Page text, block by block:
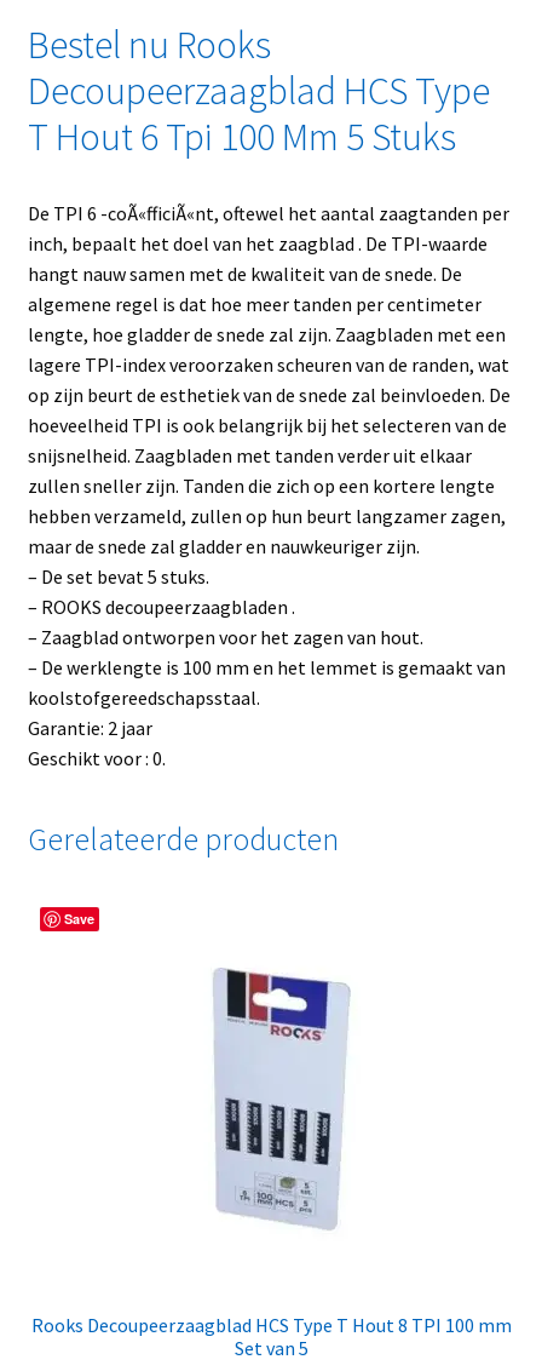
Bestel nu Rooks
Decoupeerzaagblad HCS Type
T Hout 6 Tpi 100 Mm 5 Stuks
De TPI 6 -coÃ«fficiÃ«nt, oftewel het aantal zaagtanden per
inch, bepaalt het doel van het zaagblad . De TPI-waarde
hangt nauw samen met de kwaliteit van de snede. De
algemene regel is dat hoe meer tanden per centimeter
lengte, hoe gladder de snede zal zijn. Zaagbladen met een
lagere TPI-index veroorzaken scheuren van de randen, wat
op zijn beurt de esthetiek van de snede zal beinvloeden. De
hoeveelheid TPI is ook belangrijk bij het selecteren van de
snijsnelheid. Zaagbladen met tanden verder uit elkaar
zullen sneller zijn. Tanden die zich op een kortere lengte
hebben verzameld, zullen op hun beurt langzamer zagen,
maar de snede zal gladder en nauwkeuriger zijn.
– De set bevat 5 stuks.
– ROOKS decoupeerzaagbladen .
– Zaagblad ontworpen voor het zagen van hout.
– De werklengte is 100 mm en het lemmet is gemaakt van
koolstofgereedschapsstaal.
Garantie: 2 jaar
Geschikt voor : 0.
Gerelateerde producten
Save
Rooks Decoupeerzaagblad HCS Type T Hout 8 TPI 100 mm
Set van 5